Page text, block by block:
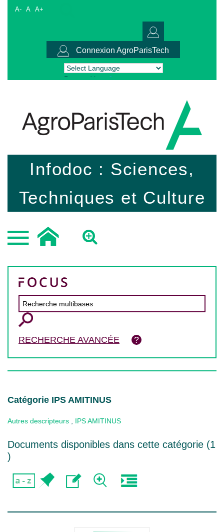
A- A A+
Connexion AgroParisTech
Powered by Translate
Infodoc : Sciences,
Techniques et Culture
RECHERCHE AVANCÉE
Catégorie IPS AMITINUS
Autres descripteurs IPS AMITINUS
Documents disponibles dans cette catégorie (1
)